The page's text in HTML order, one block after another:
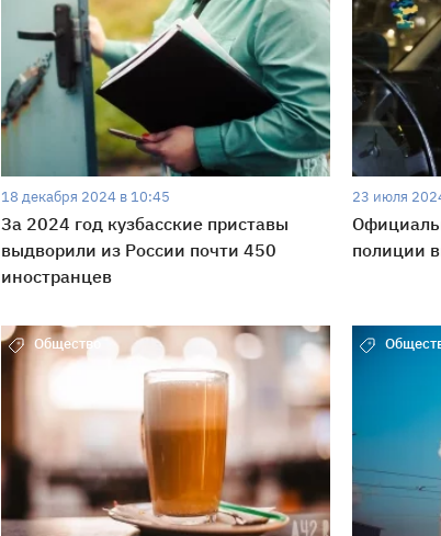
18 декабря 2024 в 10:45
За 2024 год кузбасские приставы
выдворили из России почти 450
иностранцев
23 июля
полиции
Общество